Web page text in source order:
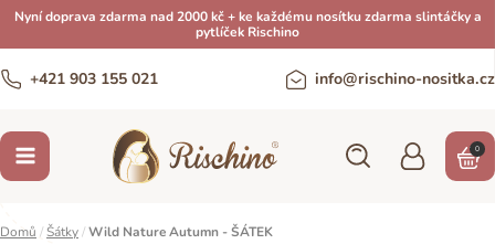
Nyní doprava zdarma nad 2000 kč + ke každému nosítku zdarma slintáčky a
pytlíček Rischino
+421 903 155 021 info@rischino-nositka.cz
0
Domů / Šátky/Wild Nature Autumn - ŠÁTEK